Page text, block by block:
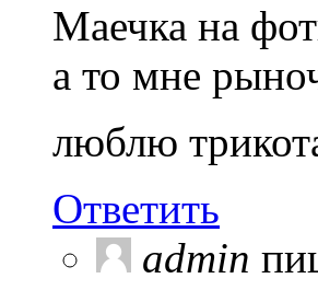
Маечка на
а то мне
люблю
Ответить
admin